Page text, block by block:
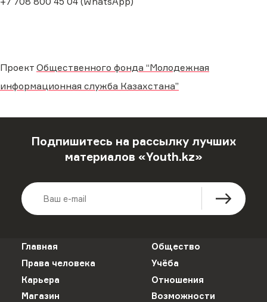
Проект Общественного фонда “Молодежная
информационная служба Казахстана”
Подпишитесь на рассылку лучших
материалов «Youth.kz»
Главная
Общество
Права человека
Учёба
Карьера
Отношения
Магазин
Возможности